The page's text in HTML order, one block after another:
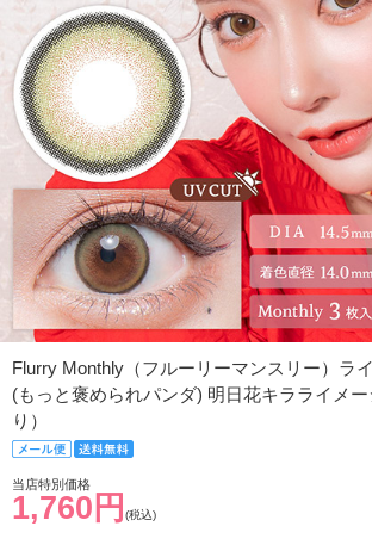
Flurry Monthly（フルーリーマンスリー）ラ
(もっと褒められパンダ) 明日花キラライメ
り）
当店特別価格
1,760円 (税込)